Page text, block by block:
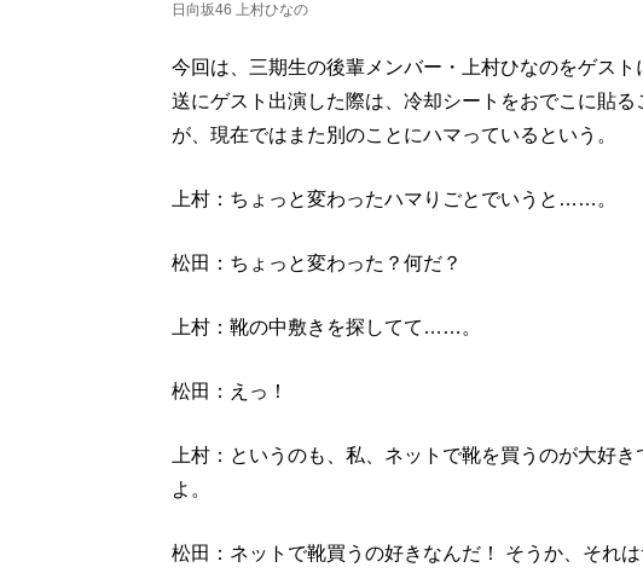
日向坂46 上村ひなの
今回は、三期生の後輩メンバー・上村ひなのをゲス
送にゲスト出演した際は、冷却シートをおでこに貼
が、現在ではまた別のことにハマっているという。
上村：ちょっと変わったハマりごとでいうと……。
松田：ちょっと変わった？何だ？
上村：靴の中敷きを探してて……。
松田：えっ！
上村：というのも、私、ネットで靴を買うのが大好
よ。
松田：ネットで靴買うの好きなんだ！ そうか、それは